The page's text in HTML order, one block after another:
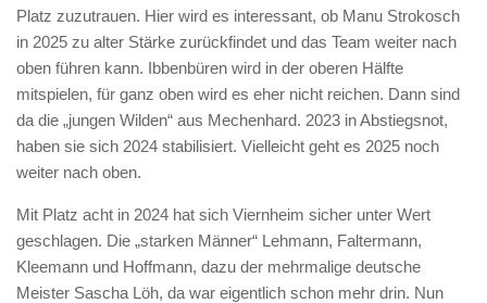
Platz zuzutrauen. Hier wird es interessant, ob Manu Strokosch
in 2025 zu alter Stärke zurückfindet und das Team weiter nach
oben führen kann. Ibbenbüren wird in der oberen Hälfte
mitspielen, für ganz oben wird es eher nicht reichen. Dann sind
da die „jungen Wilden“ aus Mechenhard. 2023 in Abstiegsnot,
haben sie sich 2024 stabilisiert. Vielleicht geht es 2025 noch
weiter nach oben.
Mit Platz acht in 2024 hat sich Viernheim sicher unter Wert
geschlagen. Die „starken Männer“ Lehmann, Faltermann,
Kleemann und Hoffmann, dazu der mehrmalige deutsche
Meister Sascha Löh, da war eigentlich schon mehr drin. Nun